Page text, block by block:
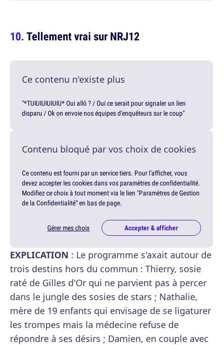
Tellement vrai sur NRJ12
Ce contenu n'existe plus
"*TUIUIUIUIUIU* Oui allô ? / Oui ce serait pour signaler un lien
disparu / Ok on envoie nos équipes d'enquêteurs sur le coup"
Contenu bloqué par vos choix de cookies
Ce contenu est fourni par un service tiers. Pour l'afficher, vous
devez accepter les cookies dans vos paramètres de confidentialité.
Modifiez ce choix à tout moment via le lien "Paramètres de Gestion
de la Confidentialité" en bas de page.
Gérer mes choix Accepter & afficher
EXPLICATION : Le programme s'axait autour de
trois destins hors du commun : Thierry, sosie
raté de Gilles d'Or qui ne parvient pas à percer
dans le jungle des sosies de stars ; Nathalie,
mère de 19 enfants qui envisage de se ligaturer
les trompes mais la médecine refuse de
répondre à ses désirs ; Damien, en couple avec